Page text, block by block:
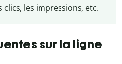
clics, les impressions, etc.
sur la ligne